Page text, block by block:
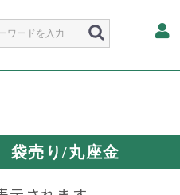
売り/丸座金